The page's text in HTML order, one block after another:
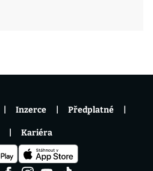
Inzerce Předplatné
Kariéra